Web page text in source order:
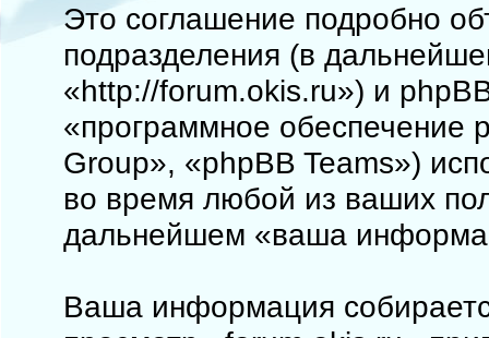
Это соглашение подробно
подразделения (в
«http://forum.okis.ru») и
«программное обеспечение
Group», «phpBB Teams»)
во время любой из ваших
дальнейшем «ваша
Ваша информация